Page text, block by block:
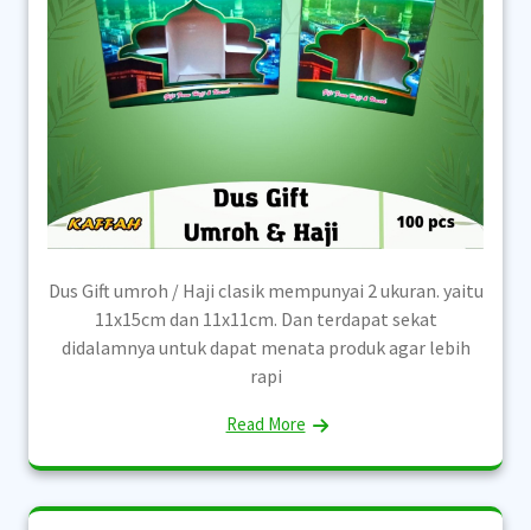
Dus Gift umroh / Haji clasik mempunyai 2 ukuran. yaitu
11x15cm dan 11x11cm. Dan terdapat sekat
didalamnya untuk dapat menata produk agar lebih
rapi
Read More